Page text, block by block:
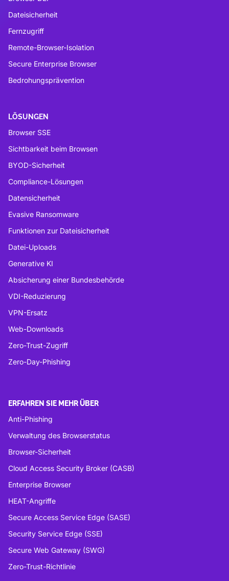
Dateisicherheit
Fernzugriff
Remote-Browser-Isolation
Secure Enterprise Browser
Bedrohungsprävention
LÖSUNGEN
Browser SSE
Sichtbarkeit beim Browsen
BYOD-Sicherheit
Compliance-Lösungen
Datensicherheit
Evasive Ransomware
Funktionen zur Dateisicherheit
Datei-Uploads
Generative KI
Absicherung einer Bundesbehörde
VDI-Reduzierung
VPN-Ersatz
Web-Downloads
Zero-Trust-Zugriff
Zero-Day-Phishing
ERFAHREN SIE MEHR ÜBER
Anti-Phishing
Verwaltung des Browserstatus
Browser-Sicherheit
Cloud Access Security Broker (CASB)
Enterprise Browser
HEAT-Angriffe
Secure Access Service Edge (SASE)
Security Service Edge (SSE)
Secure Web Gateway (SWG)
Zero-Trust-Richtlinie